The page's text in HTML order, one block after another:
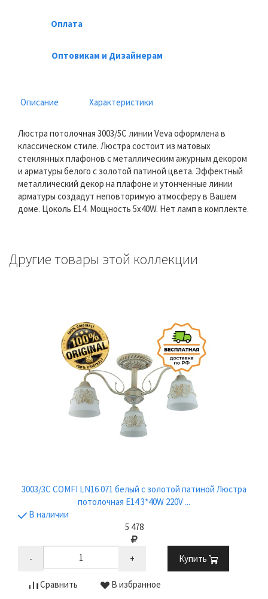
Оплата
Оптовикам и Дизайнерам
Описание Характеристики
Люстра потолочная 3003/5C линии Veva оформлена в
классическом стиле. Люстра состоит из матовых
стеклянных плафонов с металлическим ажурным декором
и арматуры белого с золотой патиной цвета. Эффектный
металлический декор на плафоне и утонченные линии
арматуры создадут неповторимую атмосферу в Вашем
доме. Цоколь E14. Мощность 5x40W. Нет ламп в комплекте.
Другие товары этой коллекции
3003/3C COMFI LN16 071 белый с золотой патиной Люстра
потолочная E14 3*40W 220V ...
В наличии
5 478
- + Купить
Сравнить В избранное